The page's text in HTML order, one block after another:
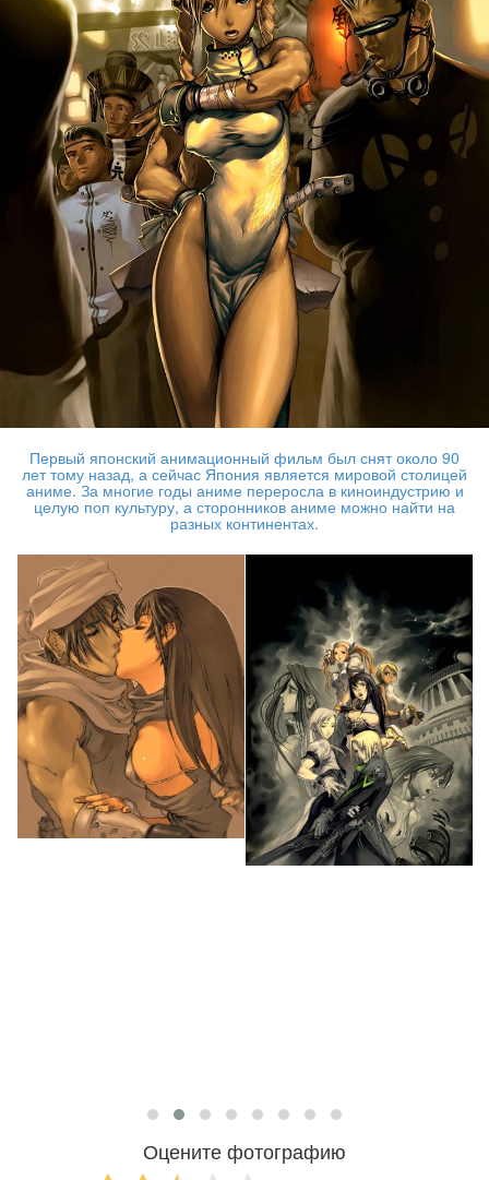
Первый японский анимационный фильм был снят около 90
лет тому назад, а сейчас Япония является мировой столицей
аниме. За многие годы аниме переросла в киноиндустрию и
целую поп культуру, а сторонников аниме можно найти на
разных континентах.
Оцените фотографию